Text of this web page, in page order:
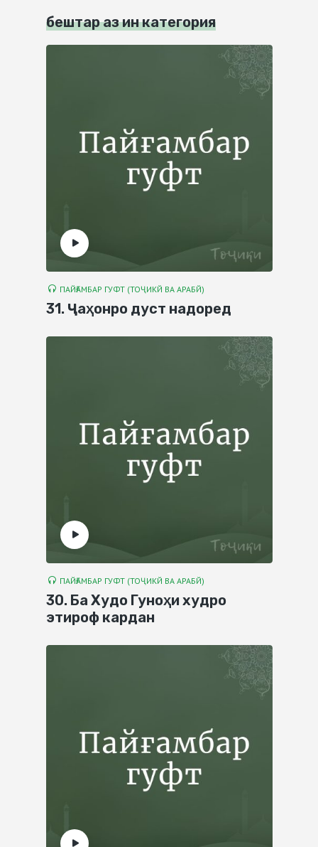
бештар аз ин категория
ПАЙҒАМБАР ГУФТ (ТОҶИКЙ ВА АРАБЙ)
31. Ҷаҳонро дуст надоред
ПАЙҒАМБАР ГУФТ (ТОҶИКЙ ВА АРАБЙ)
30. Ба Худо Гуноҳи худро
этироф кардан